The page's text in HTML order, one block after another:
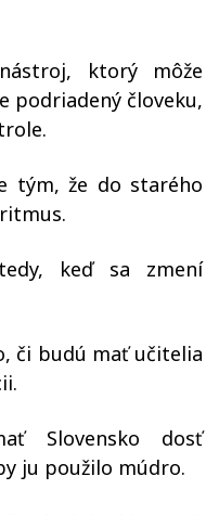
ktorý môže
podriadený človeku,
tým, že do starého
keď sa zmení
či budú mať učitelia
Slovensko dosť
ju použilo múdro.